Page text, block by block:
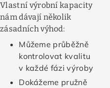
Vlastní výrobní kapacity
nám dávají několik
zásadních výhod:
Můžeme průběžně
kontrolovat kvalitu
v každé fázi výroby
Dokážeme pružně